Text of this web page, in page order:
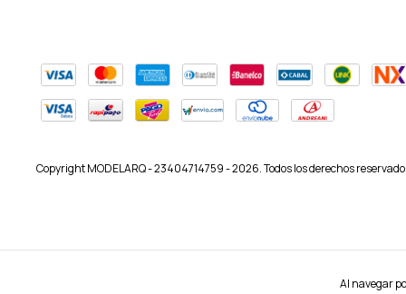
Al navegar
Copyright MODELARQ - 23404714759 - 2026. Todos los derechos